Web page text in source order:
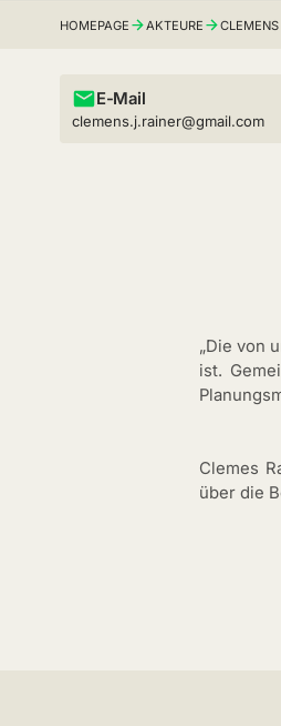
HOMEPAGE AKTEURE CLEMENS
E-Mail
clemens.j.rainer@gmail.com
„Die von
ist.
Clemes
über die